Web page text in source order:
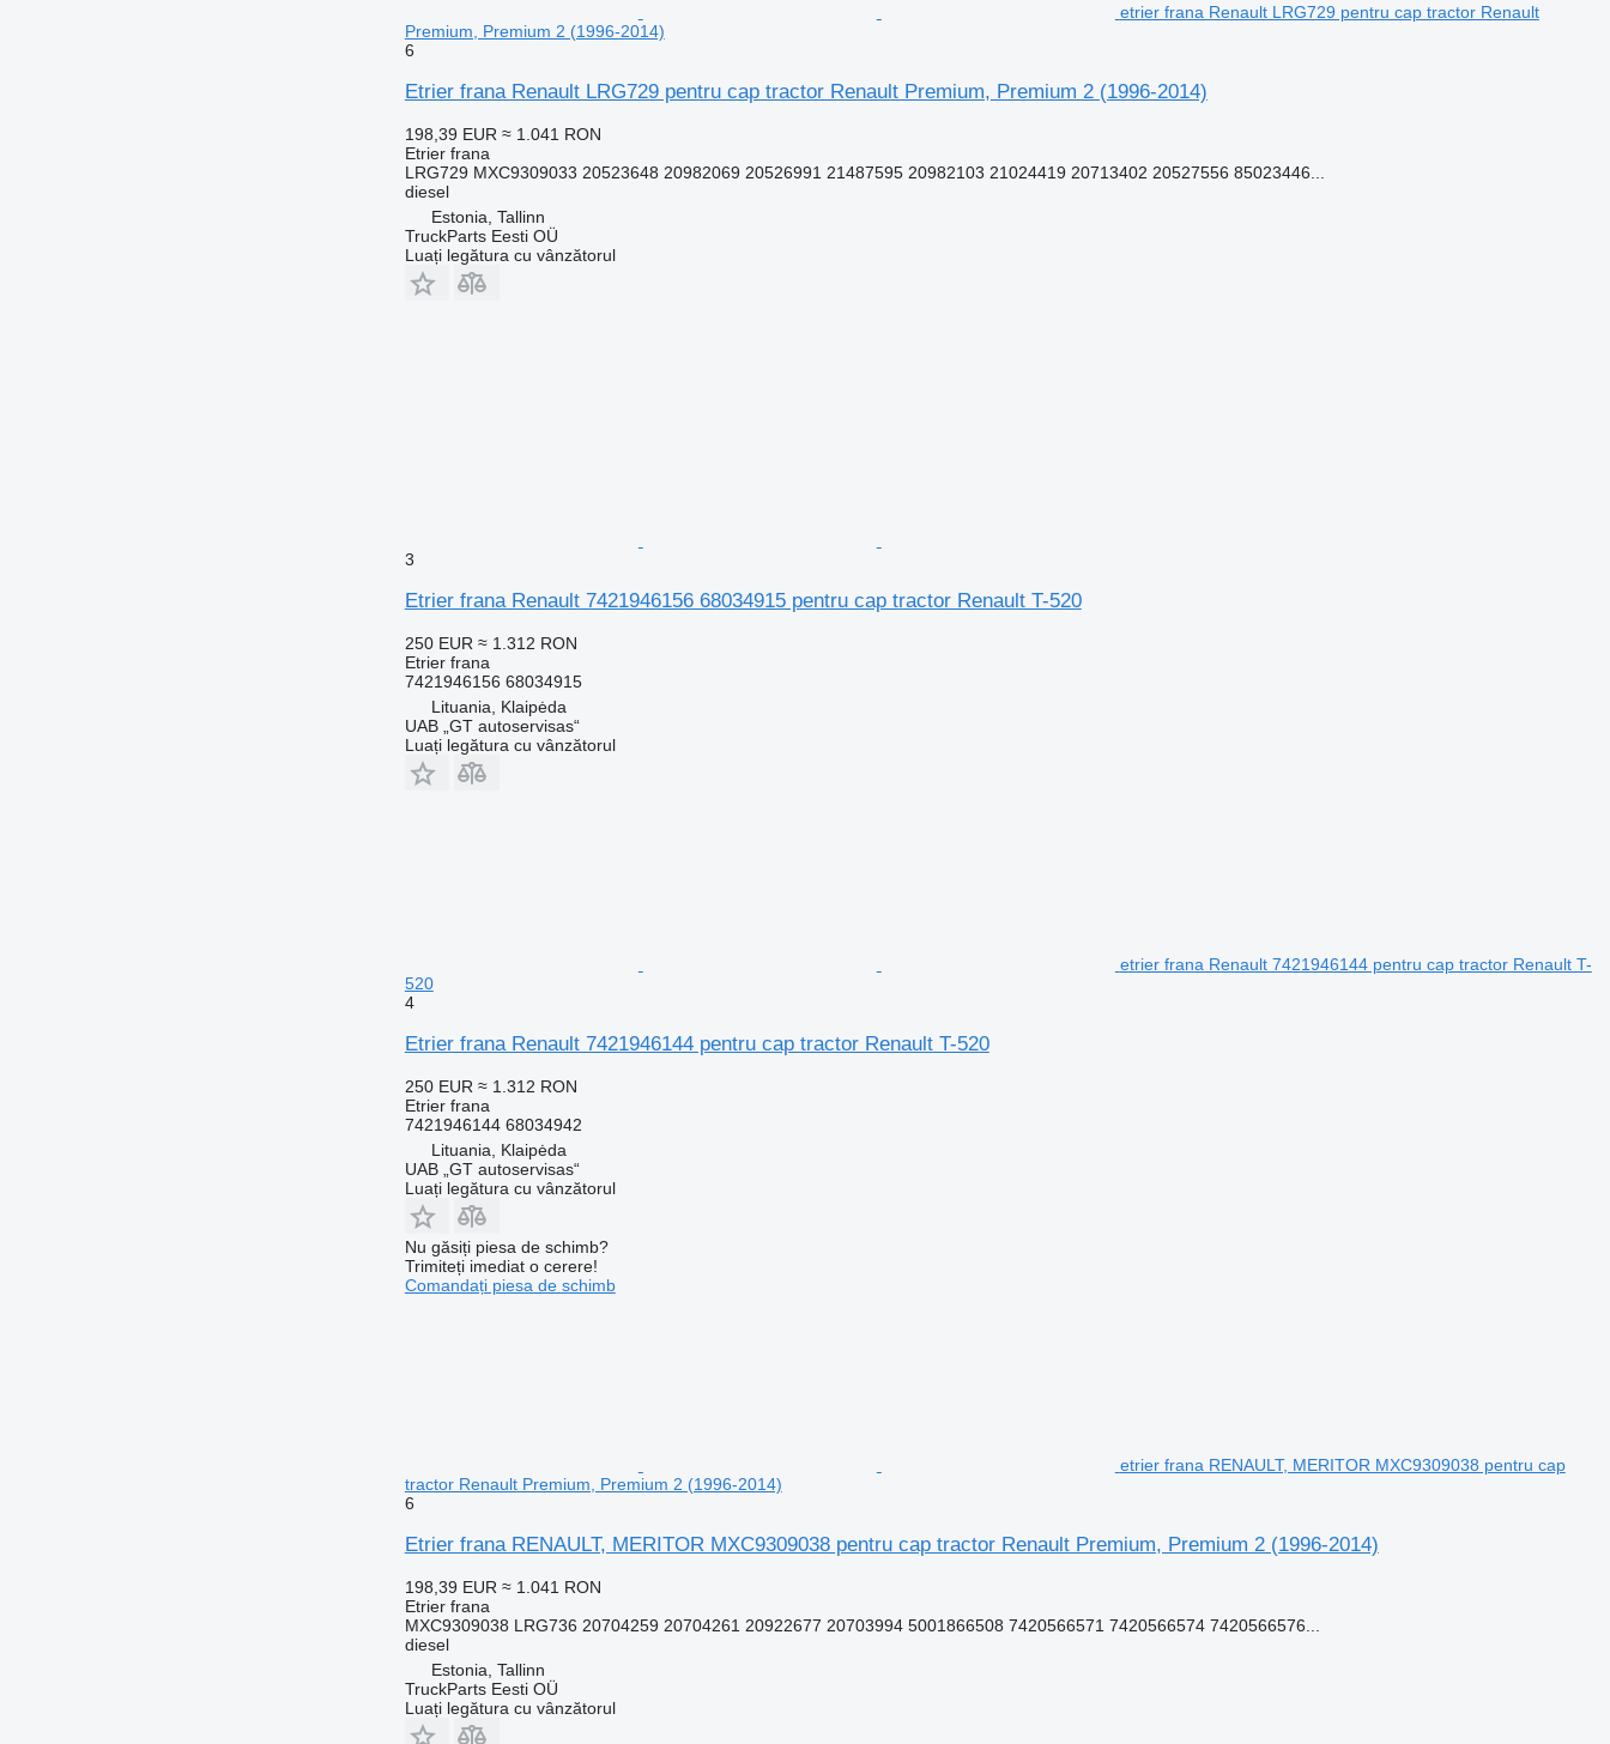
etrier frana Renault LRG729 pentru cap tractor Renault
Premium, Premium 2 (1996-2014)
6
Etrier frana Renault LRG729 pentru cap tractor Renault Premium, Premium 2 (1996-2014)
198,39 EUR ≈ 1.041 RON
Etrier frana
LRG729 MXC9309033 20523648 20982069 20526991 21487595 20982103 21024419 20713402 20527556 85023446...
diesel
Estonia, Tallinn
TruckParts Eesti OÜ
Luați legătura cu vânzătorul
3
Etrier frana Renault 7421946156 68034915 pentru cap tractor Renault T-520
250 EUR ≈ 1.312 RON
Etrier frana
7421946156 68034915
Lituania, Klaipėda
UAB „GT autoservisas“
Luați legătura cu vânzătorul
etrier frana Renault 7421946144 pentru cap tractor Renault T-
520
4
Etrier frana Renault 7421946144 pentru cap tractor Renault T-520
250 EUR ≈ 1.312 RON
Etrier frana
7421946144 68034942
Lituania, Klaipėda
UAB „GT autoservisas“
Luați legătura cu vânzătorul
Nu găsiți piesa de schimb?
Trimiteți imediat o cerere!
Comandați piesa de schimb
etrier frana RENAULT, MERITOR MXC9309038 pentru cap
tractor Renault Premium, Premium 2 (1996-2014)
6
Etrier frana RENAULT, MERITOR MXC9309038 pentru cap tractor Renault Premium, Premium 2 (1996-2014)
198,39 EUR ≈ 1.041 RON
Etrier frana
MXC9309038 LRG736 20704259 20704261 20922677 20703994 5001866508 7420566571 7420566574 7420566576...
diesel
Estonia, Tallinn
TruckParts Eesti OÜ
Luați legătura cu vânzătorul